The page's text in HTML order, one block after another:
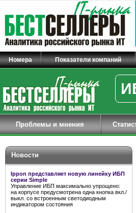
Номера Показатели компаний
Проблемы и мнения
Новости
Ippon представляет новую линейку ИБП
серии Simple
Управление ИБП максимально упрощено:
на корпусе предусмотрена одна кнопка вкл./
выкл. со встроенным светодиодным
индикатором состояния